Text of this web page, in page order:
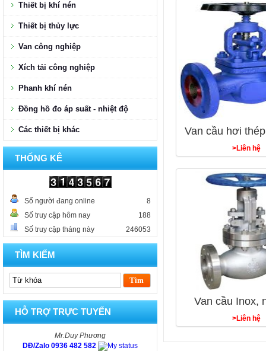
Thiết bị khí nén
Thiết bị thủy lực
Van công nghiệp
Xích tải công nghiệp
Phanh khí nén
Đồng hồ đo áp suất - nhiệt độ
Các thiết bị khác
THỐNG KÊ
Số người đang online
8
Số truy cập hôm nay
188
Số truy cập tháng này
246053
TÌM KIẾM
HỖ TRỢ TRỰC TUYẾN
Mr.Duy Phương
DĐ/Zalo 0936 482 582
Van cầu hơi
>Liên hệ
Van cầu Inox,
>Liên hệ